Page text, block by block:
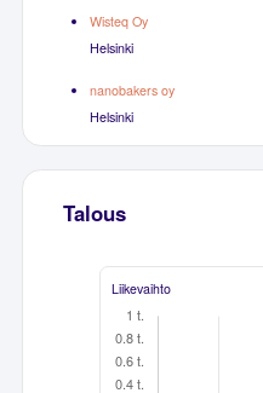
Wisteq Oy
Helsinki
nanobakers oy
Helsinki
Talous
Liikevaihto